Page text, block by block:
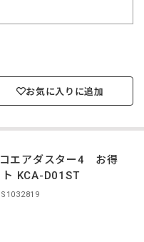
お気に入りに追加
コエアダスター4 お得
ト KCA-D01ST
S1032819